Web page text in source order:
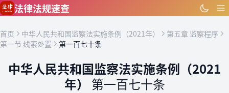
跳到主要内容
法律法规速查
首页 中华人民共和国监察法实施条例（2021年）
第五章 监察程序
第一节 线索处置
第一百七十条
中华人民共和国监察法实施条例（2021
年） 第一百七十条